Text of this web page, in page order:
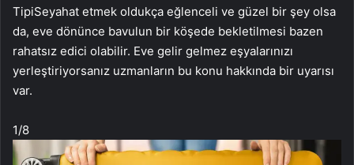
TipiSeyahat etmek oldukça eğlenceli ve güzel bir şey olsa
da, eve dönünce bavulun bir köşede bekletilmesi bazen
rahatsız edici olabilir. Eve gelir gelmez eşyalarınızı
yerleştiriyorsanız uzmanların bu konu hakkında bir uyarısı
var.
1/8